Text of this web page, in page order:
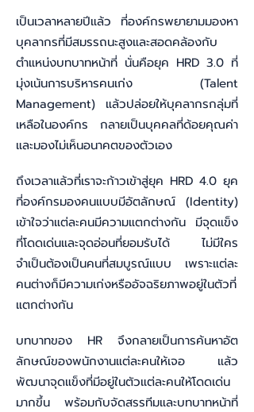
เป็นเวลาหลายปีแล้ว ที่องค์กรพยายามมองหา
บุคลากรที่มีสมรรถนะสูงและสอดคล้องกับ
ตำแหน่งบทบาทหน้าที่ นั่นคือยุค HRD 3.0 ที่
มุ่งเน้นการบริหารคนเก่ง (Talent
Management) แล้วปล่อยให้บุคลากรกลุ่มที่
เหลือในองค์กร กลายเป็นบุคคลที่ด้อยคุณค่า
และมองไม่เห็นอนาคตของตัวเอง
ถึงเวลาแล้วที่เราจะก้าวเข้าสู่ยุค HRD 4.0 ยุค
ที่องค์กรมองคนแบบมีอัตลักษณ์ (Identity)
เข้าใจว่าแต่ละคนมีความแตกต่างกัน มีจุดแข็ง
ที่โดดเด่นและจุดอ่อนที่ยอมรับได้ ไม่มีใคร
จำเป็นต้องเป็นคนที่สมบูรณ์แบบ เพราะแต่ละ
คนต่างก็มีความเก่งหรืออัจฉริยภาพอยู่ในตัวที่
แตกต่างกัน
บทบาทของ HR จึงกลายเป็นการค้นหาอัต
ลักษณ์ของพนักงานแต่ละคนให้เจอ แล้ว
พัฒนาจุดแข็งที่มีอยู่ในตัวแต่ละคนให้โดดเด่น
มากขึ้น พร้อมกับจัดสรรทีมและบทบาทหน้าที่